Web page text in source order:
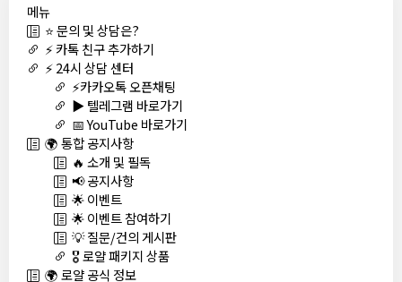
메뉴
⭐ 문의 및 상담은?
⚡ 카톡 친구 추가하기
⚡ 24시 상담 센터
⚡카카오톡 오픈채팅
▶️ 텔레그램 바로가기
📅 YouTube 바로가기
🌍 통합 공지사항
🔥 소개 및 필독
📢 공지사항
🌟 이벤트
🌟 이벤트 참여하기
💡 질문/건의 게시판
🎖️ 로얄 패키지 상품
🌍 로얄 공식 정보